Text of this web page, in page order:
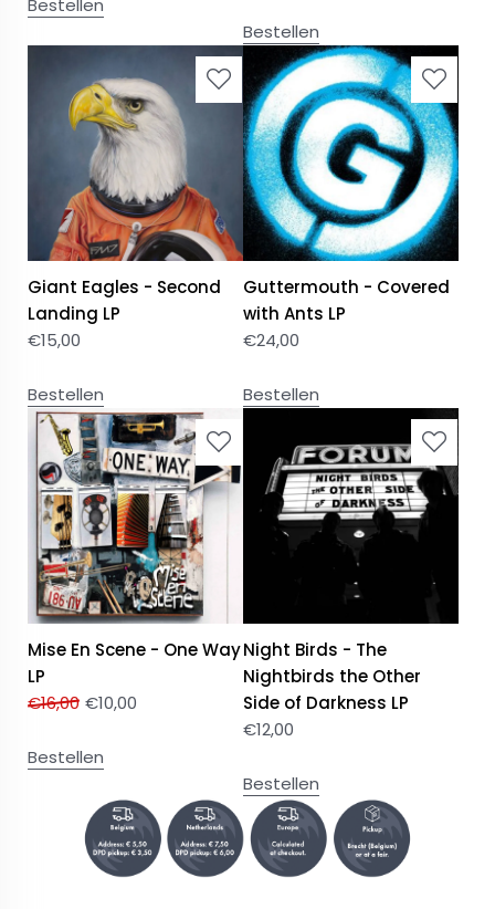
Bestellen
Bestellen
Giant Eagles - Second
Landing LP
€15,00
Bestellen
Guttermouth - Covered
with Ants LP
€24,00
Bestellen
Mise En Scene - One Way
LP
€16,00 €10,00
Bestellen
Night Birds - The
Nightbirds the Other
Side of Darkness LP
€12,00
Bestellen